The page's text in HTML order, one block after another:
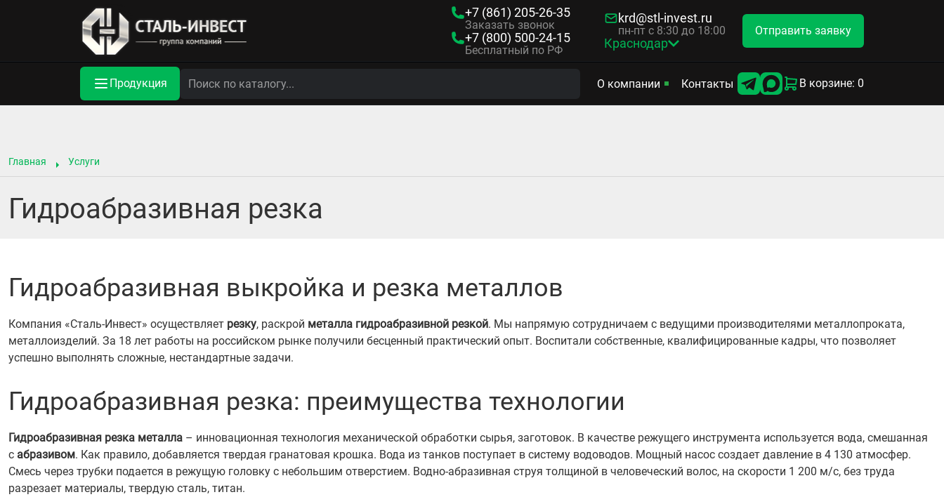
+7 (861) 205-26-35
Заказать звонок
+7 (800) 500-24-15
Бесплатный по РФ
krd@stl-invest.ru
пн-пт с 8:30 до 18:00
Краснодар
Отправить заявку
Продукция О компании Контакты В корзине: 0
Главная Услуги
Гидроабразивная резка
Гидроабразивная выкройка и резка металлов
Компания «Сталь-Инвест» осуществляет резку, раскрой металла гидроабразивной резкой. Мы напрямую сотрудничаем с ведущими производителями металлопроката,
металлоизделий. За 18 лет работы на российском рынке получили бесценный практический опыт. Воспитали собственные, квалифицированные кадры, что позволяет
успешно выполнять сложные, нестандартные задачи.
Гидроабразивная резка: преимущества технологии
Гидроабразивная резка металла – инновационная технология механической обработки сырья, заготовок. В качестве режущего инструмента используется вода, смешанная
с абразивом. Как правило, добавляется твердая гранатовая крошка. Вода из танков поступает в систему водоводов. Мощный насос создает давление в 4 130 атмосфер.
Смесь через трубки подается в режущую головку с небольшим отверстием. Водно-абразивная струя толщиной в человеческий волос, на скорости 1 200 м/с, без труда
разрезает материалы, твердую сталь, титан.